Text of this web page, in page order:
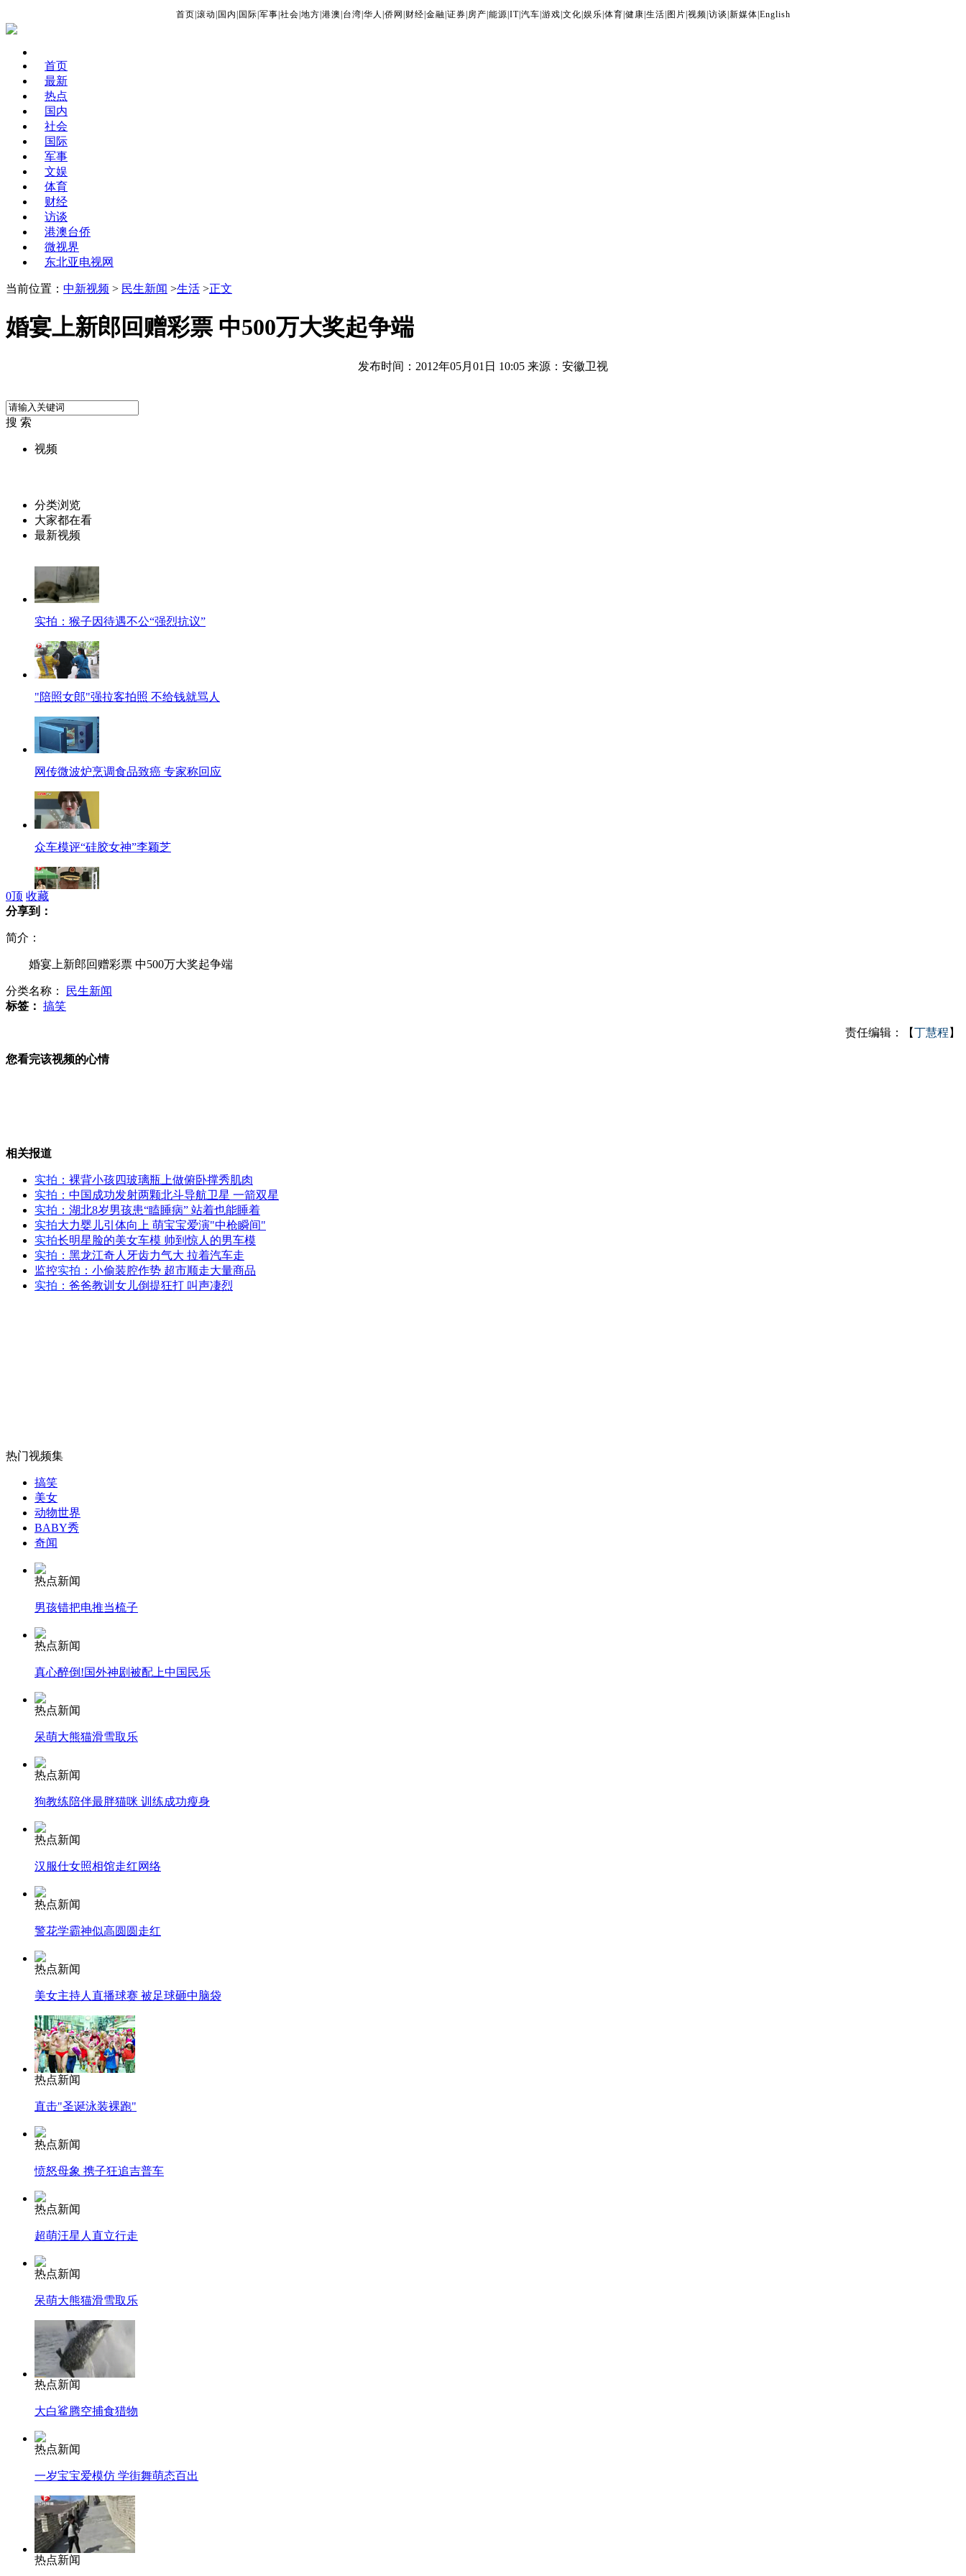
首页 滚动 国内 国际 军事 社会 地方 港澳 台湾 华人 侨网 财经 金融 证券 房产 能源 IT| 汽车 游戏 文化 娱乐 体育 健康 生活 图片 视频 访谈 新媒体 English
首页
最新
热点
国内
社会
国际
军事
文娱
体育
财经
访谈
港澳台侨
微视界
东北亚电视网
当前位置： 中新视频 > 民生新闻 >生活 >正文
婚宴上新郎回赠彩票 中500万大奖起争端
发布时间：2012年05月01日 10:05 来源：安徽卫视
搜 索
视频
分类浏览
大家都在看
最新视频
实拍：猴子因待遇不公“强烈抗议”
"陪照女郎"强拉客拍照 不给钱就骂人
网传微波炉烹调食品致癌 专家称回应
众车模评“硅胶女神”李颖芝
男子自制炸弹勒索国土局长被判5年半
招聘条件看不懂 保洁员也要“中级”
田亮妻子疑似三度怀孕 罚200万？
外交部：反对强权政治霸凌主义
外交部：有关国家言论片面不公正
安徽一实载49人客车翻车
消防员救轻生者
司机酒驾遇交警 急速倒车逃窜
0顶 收藏
分享到：
简介：
婚宴上新郎回赠彩票 中500万大奖起争端
分类名称：
民生新闻
标签： 搞笑
责任编辑：【丁慧程 】
您看完该视频的心情
相关报道
实拍 ：裸背小孩四玻璃瓶上做俯卧撑秀肌肉
实拍 ：中国成功发射两颗北斗导航卫星 一箭双星
实拍 ：湖北8岁男孩患“瞌睡病” 站着也能睡着
实拍大力婴儿引体向上 萌宝宝爱演"中枪瞬间"
实拍长明星脸的美女车模 帅到惊人的男车模
实拍 ：黑龙江奇人牙齿力气大 拉着汽车走
监控实拍 ：小偷装腔作势 超市顺走大量商品
实拍 ：爸爸教训女儿倒提狂打 叫声凄烈
热门视频集
搞笑
美女
动物世界
BABY秀
奇闻
热点新闻
男孩错把电推当梳子
热点新闻
真心醉倒!国外神剧被配上中国民乐
热点新闻
呆萌大熊猫滑雪取乐
热点新闻
狗教练陪伴最胖猫咪 训练成功瘦身
热点新闻
汉服仕女照相馆走红网络
热点新闻
警花学霸神似高圆圆走红
热点新闻
美女主持人直播球赛 被足球砸中脑袋
热点新闻
直击"圣诞泳装裸跑"
热点新闻
愤怒母象 携子狂追吉普车
热点新闻
超萌汪星人直立行走
热点新闻
呆萌大熊猫滑雪取乐
热点新闻
大白鲨腾空捕食猎物
热点新闻
一岁宝宝爱模仿 学街舞萌态百出
热点新闻